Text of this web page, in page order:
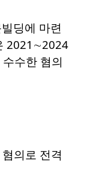
딩에 마련
2021∼2024
수한 혐의
의로 전격